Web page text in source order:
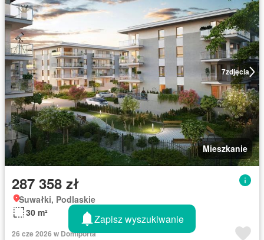
7zdjęcia
Mieszkanie
287 358 zł
Suwałki, Podlaskie
30 m²
26 cze 2026 w Domiporta
Zapisz wyszukiwanie